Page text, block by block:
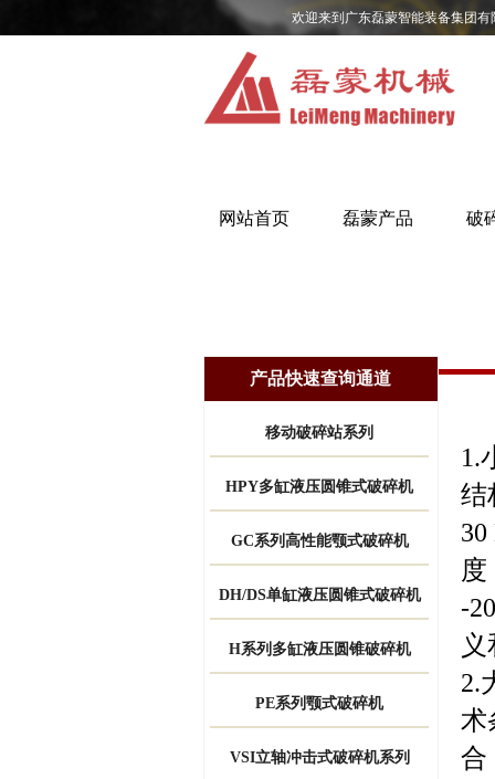
欢迎来到广东磊蒙智能装备集团
网站首页 磊蒙产品 破
产品快速查询通道
移动破碎站系列
HPY多缸液压圆锥式破碎机
GC系列高性能颚式破碎机
DH/DS单缸液压圆锥式破碎机
H系列多缸液压圆锥破碎机
PE系列颚式破碎机
VSI立轴冲击式破碎机系列
1.
结
-
2.
术
合